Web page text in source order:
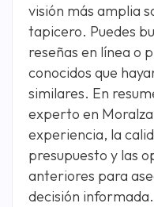
visión más amplia
tapicero. Puedes
reseñas en línea o
conocidos que
similares. En
experto en
experiencia, la
presupuesto y las
anteriores para
decisión informada.